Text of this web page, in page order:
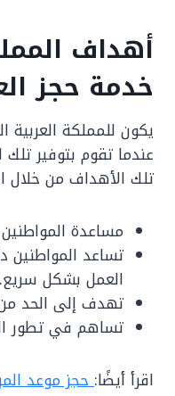
أهداف
خدمة حجز
يكون للمملكة العربية
عندما تقوم بتوفير
تلك الأهداف من خلال
مساعدة
تساعد
العمل بشكل سريع.
تهدف إلى الحد
تساهم في تطور
اقرأ أيضًا:حجز موعد